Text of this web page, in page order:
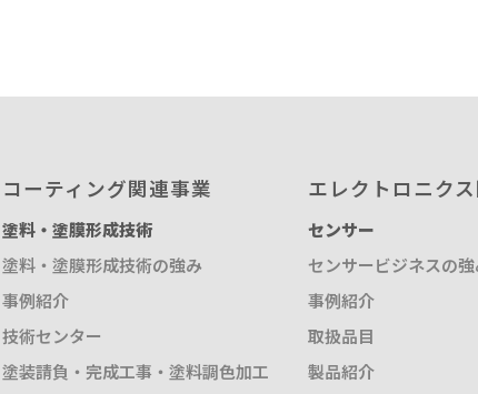
の概要
コーティング関連事業
塗料・塗膜形成技術
塗料・塗膜形成技術の強み
事例紹介
技術センター
塗装請負・完成工事・塗料調色加工
エレクトロニク
センサー
センサービジネスの強
事例紹介
取扱品目
製品紹介